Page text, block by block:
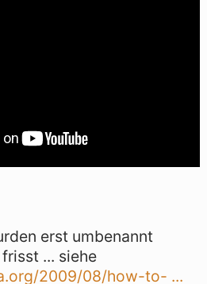
erst umbenannt
... siehe
2009/08/how-to- ...